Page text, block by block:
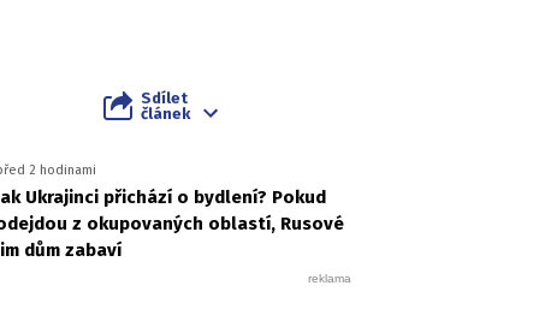
Sdílet
článek
2 hodinami
Ukrajinci přichází o bydlení? Pokud
z okupovaných oblastí, Rusové
dům zabaví